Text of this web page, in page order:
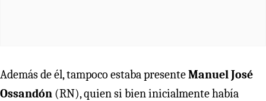
Además de él, tampoco estaba presenteManuel José
Ossandón (RN), quien si bien inicialmente había